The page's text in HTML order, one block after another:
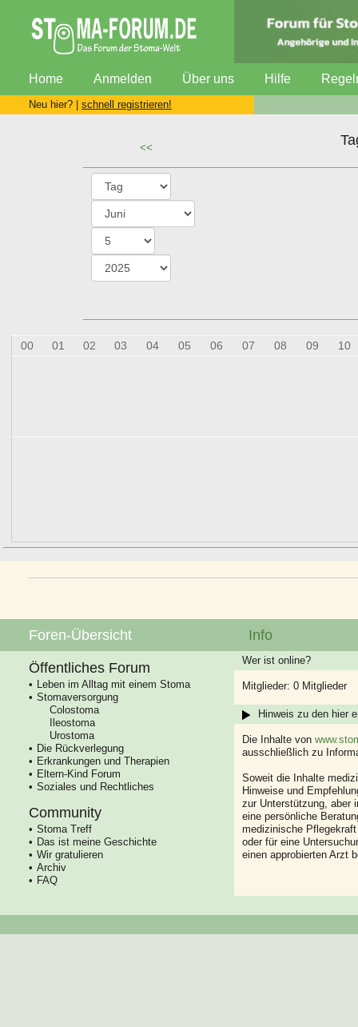
Home Anmelden Über uns Hilfe
Neu hier? | schnell registrieren!
<<
00 01 02 03 04 05 06 07 08 09 10
Foren-Übersicht
Öffentliches Forum
Leben im Alltag mit einem Stoma
Stomaversorgung
Colostoma
Ileostoma
Urostoma
Die Rückverlegung
Erkrankungen und Therapien
Eltern-Kind Forum
Soziales und Rechtliches
Community
Stoma Treff
Das ist meine Geschichte
Wir gratulieren
Archiv
FAQ
Info
Wer ist online?
Mitglieder: 0 Mitglieder
Hinweis zu den hier
Die Inhalte von
ausschließlich zu
Soweit die Inhalte
Hinweise und
zur Unterstützung, aber
eine persönliche
medizinische
oder für eine
einen approbierten Arzt